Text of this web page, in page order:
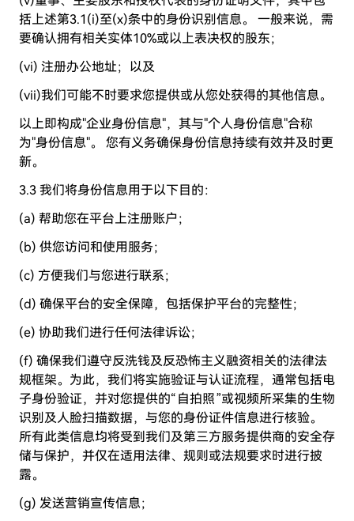
括上述第3.1(i)至(x)条中的身份识别信息。 一般来说，需
要确认拥有相关实体10%或以上表决权的股东；
(vi) 注册办公地址；以及
(vii)我们可能不时要求您提供或从您处获得的其他信息。
以上即构成"企业身份信息"，其与"个人身份信息"合称
为"身份信息"。 您有义务确保身份信息持续有效并及时更
新。
3.3 我们将身份信息用于以下目的：
(a) 帮助您在平台上注册账户；
(b) 供您访问和使用服务；
(c) 方便我们与您进行联系；
(d) 确保平台的安全保障，包括保护平台的完整性；
(e) 协助我们进行任何法律诉讼；
(f) 确保我们遵守反洗钱及反恐怖主义融资相关的法律法
规框架。为此，我们将实施验证与认证流程，通常包括电
子身份验证，并对您提供的“自拍照”或视频所采集的生物
识别及人脸扫描数据，与您的身份证件信息进行核验。
所有此类信息均将受到我们及第三方服务提供商的安全存
储与保护，并仅在适用法律、规则或法规要求时进行披
露。
(g) 发送营销宣传信息；